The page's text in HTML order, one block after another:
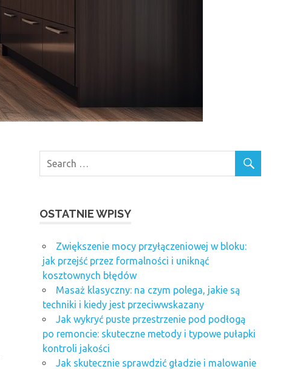
OSTATNIE WPISY
Zwiększenie mocy przyłączeniowej w bloku:
jak przejść przez formalności i uniknąć
kosztownych błędów
Masaż klasyczny: na czym polega, jakie są
techniki i kiedy jest przeciwwskazany
Jak wykryć puste przestrzenie pod podłogą
po remoncie: skuteczne metody i typowe pułapki
kontroli jakości
Jak skutecznie sprawdzić gładzie i malowanie